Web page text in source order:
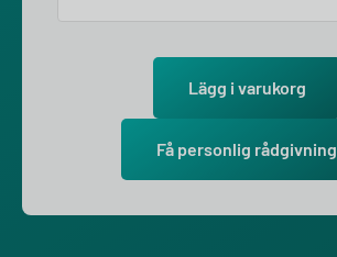
Lägg i varukorg
Få personlig rådgivning